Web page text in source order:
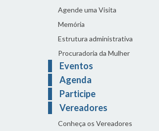
Agende uma Visita
Memória
Estrutura administrativa
Procuradoria da Mulher
Eventos
Agenda
Participe
Vereadores
Conheça os Vereadores